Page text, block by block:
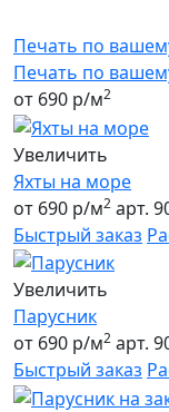
Печать по
Печать по
от 690 р/м2
Увеличить
Яхты на море
от 690 р/м2 арт.
Быстрый заказ
Увеличить
Парусник
от 690 р/м2 арт.
Быстрый заказ